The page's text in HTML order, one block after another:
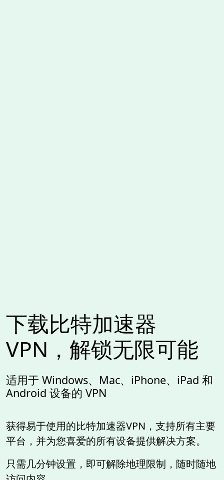
下载比特加速器
VPN，解锁无限可能
适用于 Windows、Mac、iPhone、iPad 和
Android 设备的 VPN
获得易于使用的比特加速器VPN，支持所有主要
平台，并为您喜爱的所有设备提供解决方案。
只需几分钟设置，即可解除地理限制，随时随地